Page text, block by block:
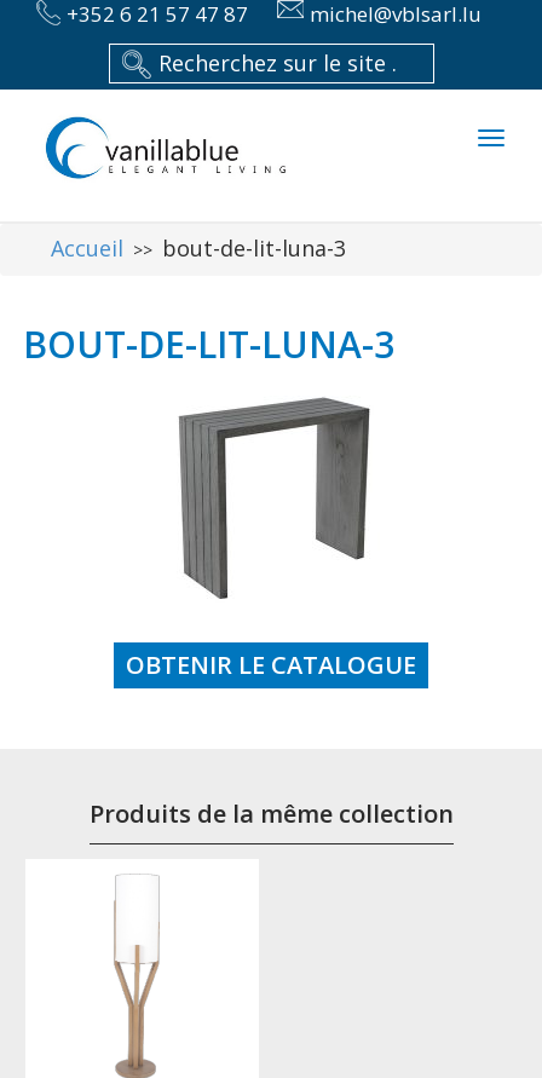
+352 6 21 57 47 87 michel@vblsarl.lu
Accueil >> bout-de-lit-luna-3
BOUT-DE-LIT-LUNA-3
OBTENIR LE CATALOGUE
Produits de la même collection